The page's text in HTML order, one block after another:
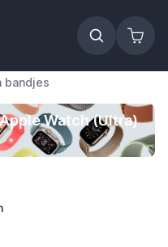
bandjes
Watch (Ultra)